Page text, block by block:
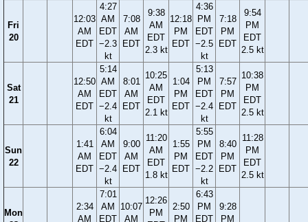
Fri
20
12:03
AM
EDT
4:27
AM
EDT
−2.3
kt
7:08
AM
EDT
9:38
AM
EDT
2.3 kt
12:18
PM
EDT
4:36
PM
EDT
−2.5
kt
7:18
PM
EDT
9:54
PM
EDT
2.5 kt
Sat
21
12:50
AM
EDT
5:14
AM
EDT
−2.4
kt
8:01
AM
EDT
10:25
AM
EDT
2.1 kt
1:04
PM
EDT
5:13
PM
EDT
−2.4
kt
7:57
PM
EDT
10:38
PM
EDT
2.5 kt
Sun
22
1:41
AM
EDT
6:04
AM
EDT
−2.4
kt
9:00
AM
EDT
11:20
AM
EDT
1.8 kt
1:55
PM
EDT
5:55
PM
EDT
−2.2
kt
8:40
PM
EDT
11:28
PM
EDT
2.5 kt
Mon
2:34
AM
7:01
AM
EDT
10:07
AM
12:26
PM
2:50
PM
6:43
PM
EDT
9:28
PM